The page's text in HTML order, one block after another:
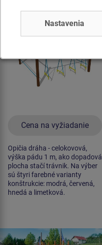
Opičia dráha -
celokovová (v.p. 1 m)
Cena na vyžiadanie
Novinka
Opičia dráha - celokovová,
výška pádu 1 m, ako dopadová
plocha stačí trávnik. Na výber
sú štyri farebné varianty
konštrukcie: modrá, červená,
hnedá a limetková.
Nastavenia